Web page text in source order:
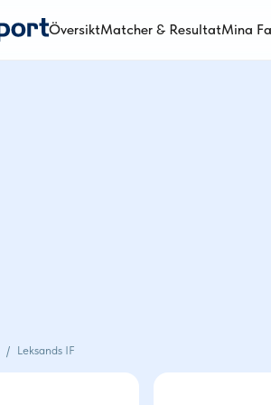
ÖversiktMatcher & ResultatMina
/ Leksands IF